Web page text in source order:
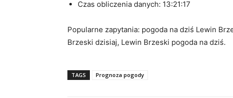
Czas obliczenia danych: 13:21:17
Popularne zapytania: pogoda na dziś Lewin
Brzeski dzisiaj, Lewin Brzeski pogoda na dziś.
TAGS Prognoza pogody